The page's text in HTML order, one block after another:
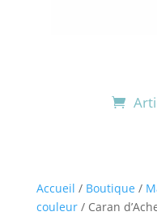
Accueil / Boutique /
couleur/ Caran